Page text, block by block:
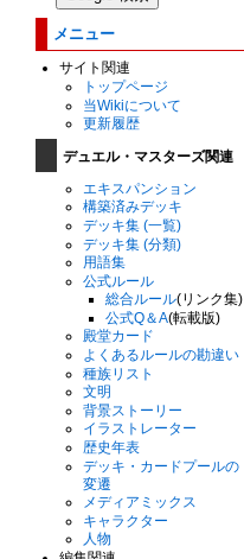
メニュー
サイト関連
トップページ
当Wikiについて
更新履歴
デュエル・マスターズ関連
エキスパンション
構築済みデッキ
デッキ集 (一覧)
デッキ集 (分類)
用語集
公式ルール
総合ルール(リンク集)
公式Q＆A(転載版)
殿堂カード
よくあるルールの勘違い
種族リスト
文明
背景ストーリー
イラストレーター
歴史年表
デッキ・カードプールの
変遷
メディアミックス
キャラクター
人物